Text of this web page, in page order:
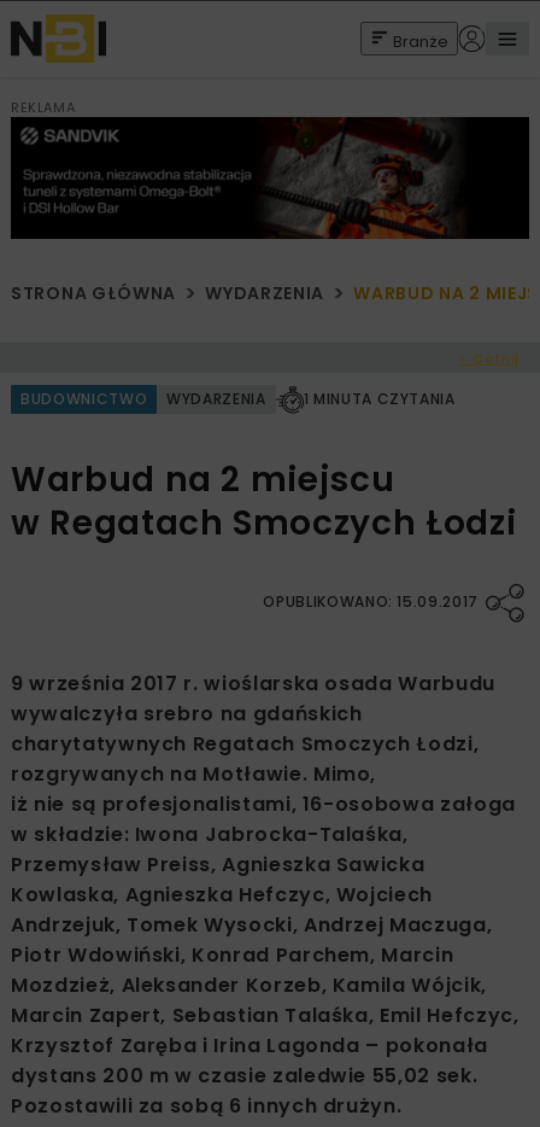
Branże
REKLAMA
STRONA GŁÓWNA WYDARZENIA WARBUD NA 2
< Cofnij
BUDOWNICTWO WYDARZENIA 1 MINUTA CZYTANIA
Warbud na 2 miejscu
w Regatach Smoczych Łodzi
OPUBLIKOWANO: 15.09.2017
9 września 2017 r. wioślarska osada Warbudu
wywalczyła srebro na gdańskich
charytatywnych Regatach Smoczych Łodzi,
rozgrywanych na Motławie. Mimo,
iż nie są profesjonalistami, 16-osobowa załoga
w składzie: Iwona Jabrocka-Talaśka,
Przemysław Preiss, Agnieszka Sawicka
Kowlaska, Agnieszka Hefczyc, Wojciech
Andrzejuk, Tomek Wysocki, Andrzej Maczuga,
Piotr Wdowiński, Konrad Parchem, Marcin
Mozdzież, Aleksander Korzeb, Kamila Wójcik,
Marcin Zapert, Sebastian Talaśka, Emil Hefczyc,
Krzysztof Zaręba i Irina Lagonda – pokonała
dystans 200 m w czasie zaledwie 55,02 sek.
Pozostawili za sobą 6 innych drużyn.